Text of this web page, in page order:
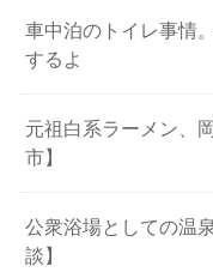
車中泊のトイレ事情
するよ
元祖白系ラーメン、
市】
公衆浴場としての温
談】